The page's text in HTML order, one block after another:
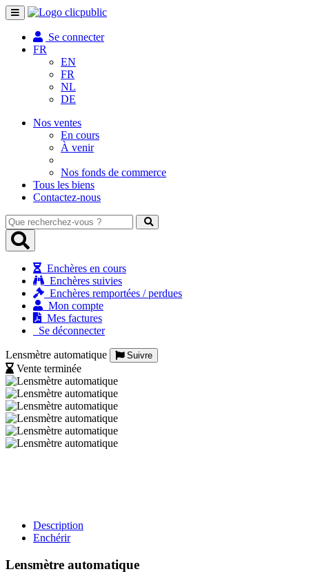
Toggle
navigation
Se connecter
FR
EN
FR
NL
DE
Nos ventes
En cours
À venir
Nos fonds de commerce
Tous les biens
Contactez-nous
Que
recherchez-
vous
Enchères en cours
Enchères suivies
Enchères remportées / perdues
Mon compte
Mes factures
Se déconnecter
Lensmètre automatique Suivre
Vente terminée
Description
Enchérir
Lensmètre automatique